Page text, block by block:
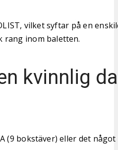
vilket syftar på en
rang inom baletten.
kvinnlig
(9 bokstäver) eller det